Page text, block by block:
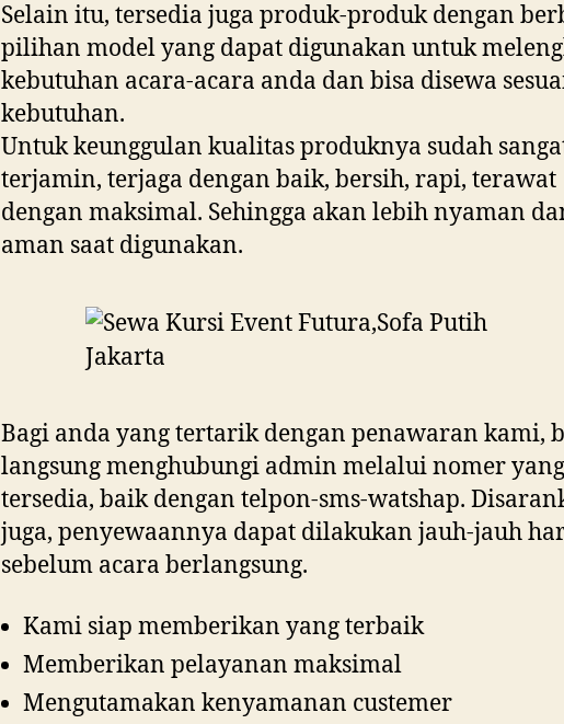
Selain itu, tersedia juga produk-produk dengan
pilihan model yang dapat digunakan untuk
kebutuhan acara-acara anda dan bisa disewa
kebutuhan.
Untuk keunggulan kualitas produknya sudah
terjamin, terjaga dengan baik, bersih, rapi, terawat
dengan maksimal. Sehingga akan lebih nyaman
aman saat digunakan.
Bagi anda yang tertarik dengan penawaran kami,
langsung menghubungi admin melalui nomer yang
tersedia, baik dengan telpon-sms-watshap.
juga, penyewaannya dapat dilakukan jauh-jauh
sebelum acara berlangsung.
Kami siap memberikan yang terbaik
Memberikan pelayanan maksimal
Mengutamakan kenyamanan custemer